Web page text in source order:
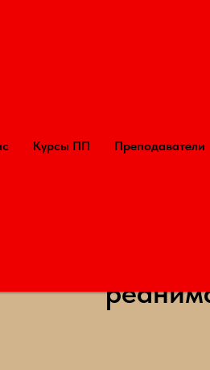
Курсы ПП Преподаватели